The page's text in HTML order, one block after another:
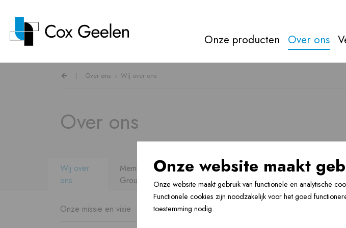
Onze producten
Warmtepompkappen ›
Ventilatie ›
Vloerverwarming ›
Over ons
| Over ons › Wij over ons
Over ons
Wij over
ons
Member of Skoberne
Group
Account Managers & Sales
Support
Onze missie en visie
Onze website maakt
Onze website maakt gebruik van functionele en analytische
Functionele cookies zijn noodzakelijk voor het goed
toestemming nodig.